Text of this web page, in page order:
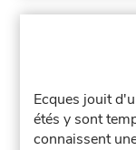
Ecques jouit
étés y sont
connaissent